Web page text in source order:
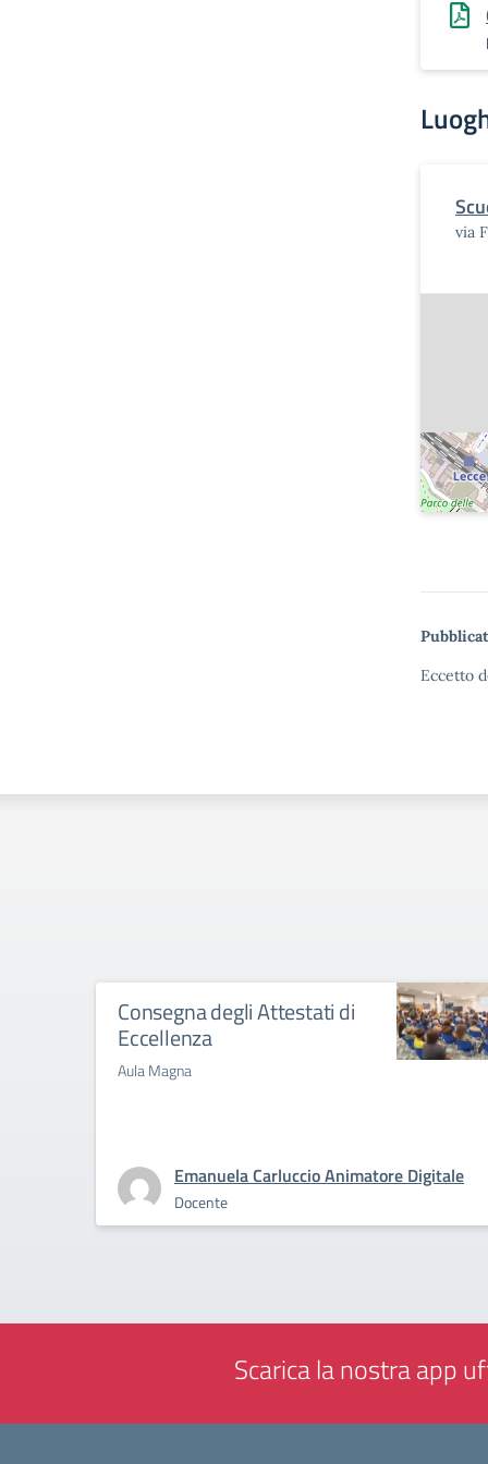
via
Eccetto
Consegna degli Attestati di
Eccellenza
Aula Magna
Emanuela Carluccio Animatore Digitale
Docente
Scarica la nostra app